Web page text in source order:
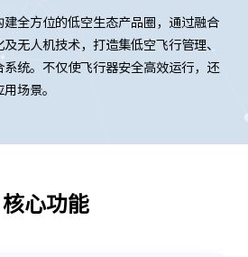
全方位的低空生态产品圈，通过融合
无人机技术，打造集低空飞行管理、
统。不仅使飞行器安全高效运行，还
场景。
核心功能